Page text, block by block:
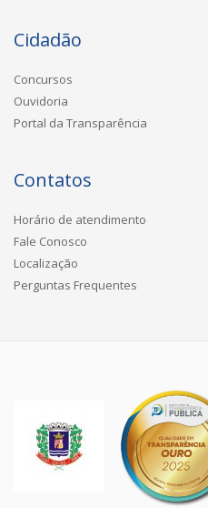
Cidadão
Concursos
Ouvidoria
Portal da Transparência
Contatos
Horário de atendimento
Fale Conosco
Localização
Perguntas Frequentes